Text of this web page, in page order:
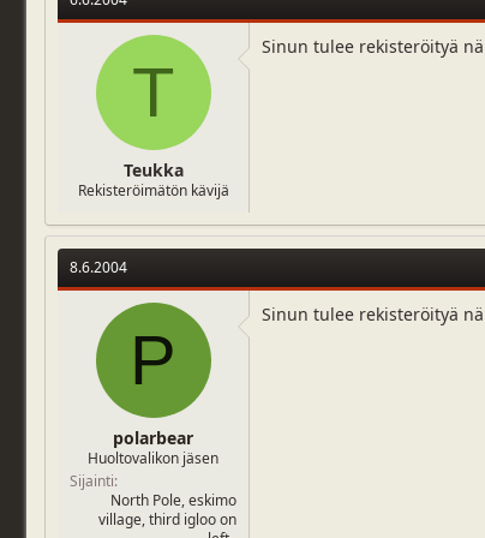
T
Teukka
Rekisteröimätön kävijä
Sinun tulee rekisteröityä
8.6.2004
P
polarbear
Huoltovalikon jäsen
Sijainti
North Pole, eskimo
village, third igloo on
Sinun tulee rekisteröityä